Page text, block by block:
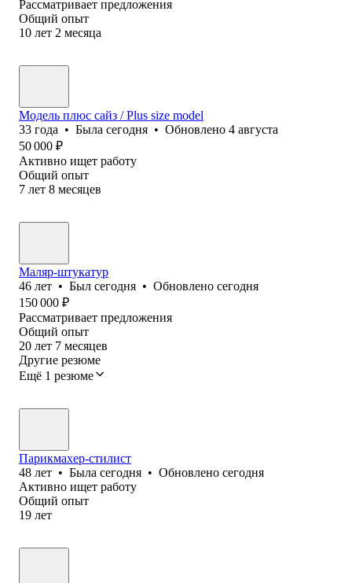
Рассматривает предложения
Общий опыт
10 лет 2 месяца
Модель плюс сайз / Plus size model
33 года • Была сегодня • Обновлено 4 августа
50 000 ₽
Активно ищет работу
Общий опыт
7 лет 8 месяцев
Маляр-штукатур
46 лет • Был сегодня • Обновлено сегодня
150 000 ₽
Рассматривает предложения
Общий опыт
20 лет 7 месяцев
Другие резюме
Ещё 1 резюме
Парикмахер-стилист
48 лет • Была сегодня • Обновлено сегодня
Активно ищет работу
Общий опыт
19 лет